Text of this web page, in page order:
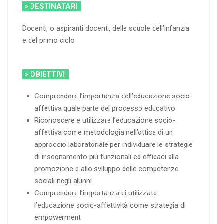
> DESTINATARI
Docenti, o aspiranti docenti, delle scuole dell’infanzia
e del primo ciclo
> OBIETTIVI
Comprendere l’importanza dell’educazione socio-
affettiva quale parte del processo educativo
Riconoscere e utilizzare l’educazione socio-
affettiva come metodologia nell’ottica di un
approccio laboratoriale per individuare le strategie
di insegnamento più funzionali ed efficaci alla
promozione e allo sviluppo delle competenze
sociali negli alunni
Comprendere l’importanza di utilizzate
l’educazione socio-affettività come strategia di
empowerment